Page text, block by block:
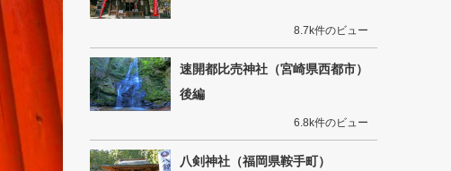
8.7k件のビュー
速開都比売神社（宮崎県西都市）
後編
6.8k件のビュー
八剣神社（福岡県鞍手町）